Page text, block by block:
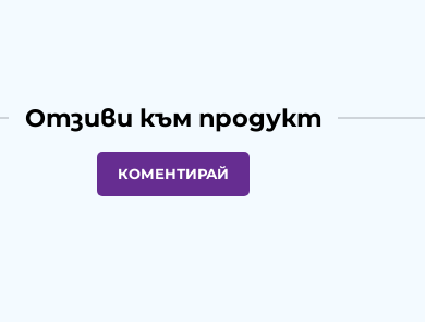
Отзиви към продукт
КОМЕНТИРАЙ